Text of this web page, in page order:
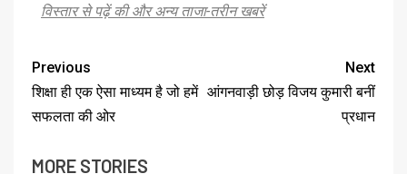
विस्तार से पढ़ें की और अन्य ताजा-तरीन खबरें
Previous
शिक्षा ही एक ऐसा माध्यम है जो हमें
सफलता की ओर
Next
आंगनवाड़ी छोड़ विजय कुमारी बनीं
प्रधान
MORE STORIES